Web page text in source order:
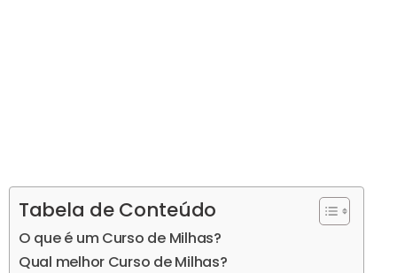
Tabela de Conteúdo
O que é um Curso de Milhas?
Qual melhor Curso de Milhas?